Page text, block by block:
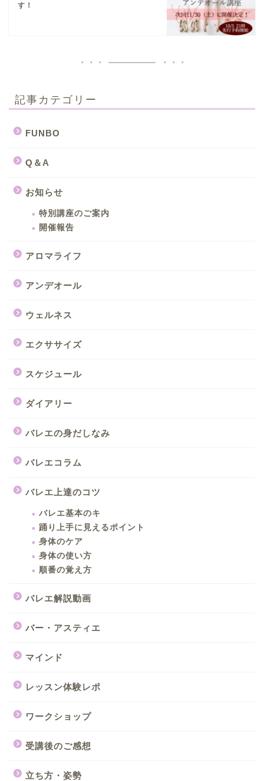
す！
記事カテゴリー
FUNBO
Q＆A
お知らせ
特別講座のご案内
開催報告
アロマライフ
アンデオール
ウェルネス
エクササイズ
スケジュール
ダイアリー
バレエの身だしなみ
バレエコラム
バレエ上達のコツ
バレエ基本のキ
踊り上手に見えるポイント
身体のケア
身体の使い方
順番の覚え方
バレエ解説動画
バー・アスティエ
マインド
レッスン体験レポ
ワークショップ
受講後のご感想
立ち方・姿勢